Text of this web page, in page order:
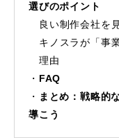
選びのポイント
良い制作会社を
キノスラが「事
理由
FAQ
まとめ：戦略的
導こう